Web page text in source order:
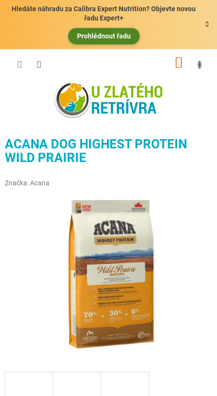
Hledáte náhradu za Calibra Expert Nutrition? Objevte novou
řadu Expert+
Prohlédnout řadu
ACANA DOG HIGHEST PROTEIN
WILD PRAIRIE
Značka:Acana